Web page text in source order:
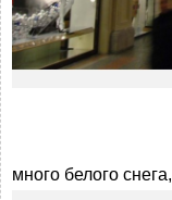
много белого снега,